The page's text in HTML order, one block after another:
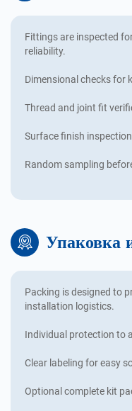
Fittings are inspected
reliability.
Dimensional checks for
Thread and joint fit
Surface finish
Random sampling
Упаковка
Packing is designed to
installation logistics.
Individual protection to
Clear labeling for easy
Optional complete kit